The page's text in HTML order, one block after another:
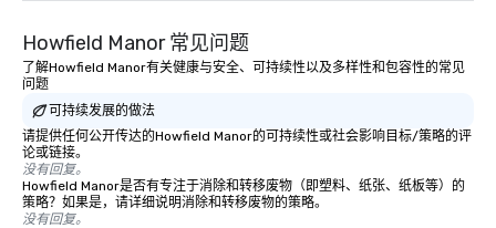
Howfield Manor 常见问题
了解Howfield Manor有关健康与安全、可持续性以及多样性和包容性的常见
问题
可持续发展的做法
请提供任何公开传达的Howfield Manor的可持续性或社会影响目标/策略的评
论或链接。
没有回复。
Howfield Manor是否有专注于消除和转移废物（即塑料、纸张、纸板等）的
策略？如果是，请详细说明消除和转移废物的策略。
没有回复。